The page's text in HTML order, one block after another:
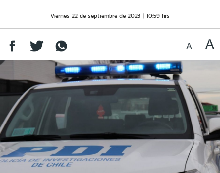
Viernes 22 de septiembre de 2023 10:59 hrs